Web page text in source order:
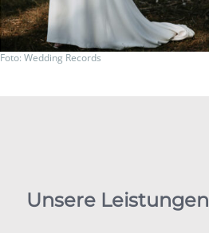
Foto: Wedding Records
Unsere Leistungen